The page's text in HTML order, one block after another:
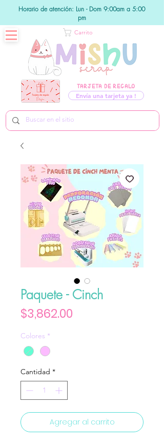
Horario de atención: Lun - Dom 9:00am a 5:00
pm
TARJETA DE REGALO
Envía una tarjeta ya !
Carrito
Paquete - Cinch
$3,862.00
Colores *
Cantidad *
Agregar al carrito